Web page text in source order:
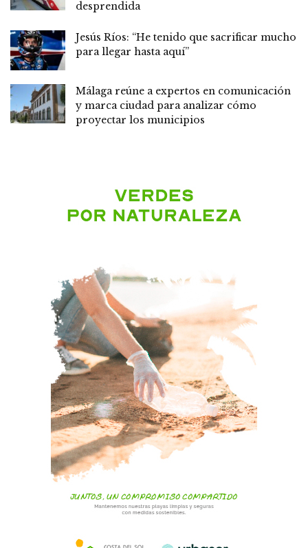
desprendida
Jesús Ríos: “He tenido que sacrificar mucho
para llegar hasta aquí”
Málaga reúne a expertos en comunicación
y marca ciudad para analizar cómo
proyectar los municipios